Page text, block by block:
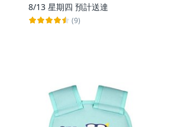
8/13 星期四 預計送達
(9)